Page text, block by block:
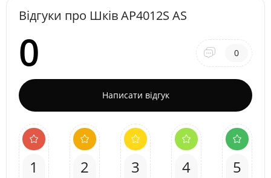
Відгуки про Шків AP4012S AS
0 0
Написати відгук
1 2 3 4 5